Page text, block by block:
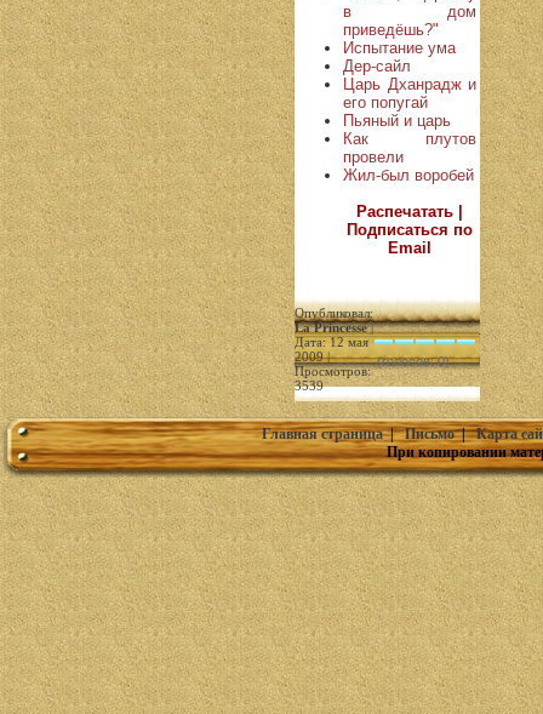
в дом
приведёшь?"
Испытание ума
Дер-сайл
Царь Дханрадж и
его попугай
Пьяный и царь
Как плутов
провели
Жил-был воробей
Распечатать |
Подписаться по
Email
Опубликовал:
La Princesse|
Дата: 12 мая
2009 |
Просмотров:
3539
(голосов: 0)
Главная страница|Письмо|Карта
При копировании